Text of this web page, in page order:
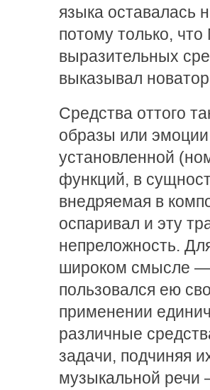
языка оставалась
потому только, что
выразительных
выказывал
Средства оттого
образы или
установленной
функций, в
внедряемая в
оспаривал и эту
непреложность.
широком смысле —
пользовался ею
применении
различные
задачи, подчиняя
музыкальной речи